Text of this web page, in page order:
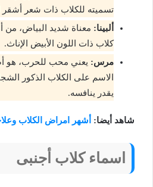
تسميته للكلاب ذات شعر أشقر
ألبينا: معناة شديد البياض،
كلاب ذات اللون الأبيض الإناث.
مرس: يعني محب للحرب، هو
الاسم على الكلاب الذكور
يقدر ينافسه.
شاهد أيضا: أشهر امراض الكلاب
اسماء كلاب أجنبى